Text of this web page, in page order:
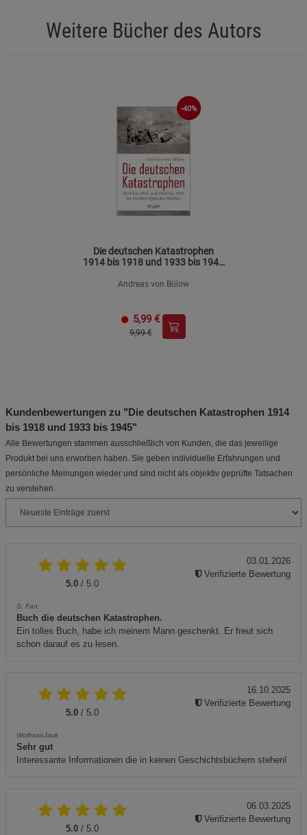
Weitere Bücher des Autors
-40%
Die deutschen Katastrophen
1914 bis 1918 und 1933 bis 1945
Andreas von Bülow
5,99 €
9,99 €
Kundenbewertungen zu "Die deutschen Katastrophen 1914
bis 1918 und 1933 bis 1945"
Alle Bewertungen stammen ausschließlich von Kunden, die das jeweilige
Produkt bei uns erworben haben. Sie geben individuelle Erfahrungen und
persönliche Meinungen wieder und sind nicht als objektiv geprüfte Tatsachen
zu verstehen.
5.0 / 5.0
S. Fan.
Buch die deutschen Katastrophen.
Ein tolles Buch, habe ich meinem Mann geschenkt. Er freut sich
schon darauf es zu lesen.
03.01.2026
Verifizierte Bewertung
5.0 / 5.0
WolfmanJack
Sehr gut
Interessante Informationen die in keinen Geschichtsbüchern stehen!
16.10.2025
Verifizierte Bewertung
5.0 / 5.0
06.03.2025
Verifizierte Bewertung